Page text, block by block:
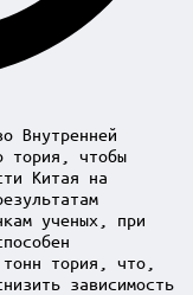
Внутренней
тория, чтобы
Китая на
ученых, при
тория, что,
зависимость